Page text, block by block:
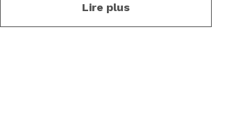
Lire plus